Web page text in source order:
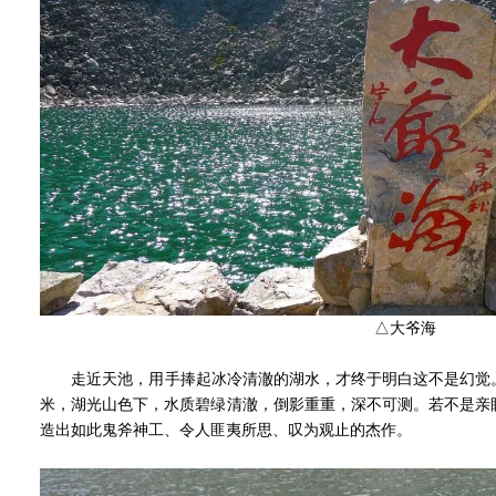
△大爷海
走近天池，用手捧起冰冷清澈的湖水，才终于明白这不是幻觉
米，湖光山色下，水质碧绿清澈，倒影重重，深不可测。若不是
造出如此鬼斧神工、令人匪夷所思、叹为观止的杰作。